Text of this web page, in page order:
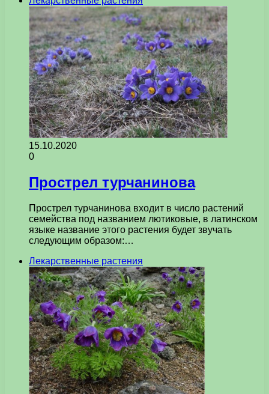
15.10.2020
0
Прострел турчанинова
Прострел турчанинова входит в число растений
семейства под названием лютиковые, в латинском
языке название этого растения будет звучать
следующим образом:…
Лекарственные растения